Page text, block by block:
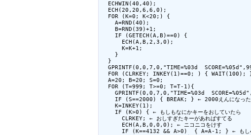
  ECHWIN(40,40);
  ECH(20,20,6,6,0);
  FOR (K=0; K<20;) {
    A=RND(40);
    B=RND(39)+1;
    IF (GETECH(A,B)==0) {
      ECH(A,B,2,3,0);
      K=K+1;
    }
  }
GPRINTF(0,0,7,0,"TIME=%03d
FOR (CLRKEY; INKEY(1)==0; ) { WAIT(100);
  A=20; B=20; S=0;
  FOR (T=999; T>=0; T=T-1){
GPRINTF(0,0,7,0,"TIME=%03d
IF (S==2000) { BREAK; } ← 2000えんになった
    K=INKEY(1);
    IF (K>0) { ← もしもなにかキーをおしていたら
      CLRKEY; ← おしすぎたキーがあればすてる
      ECH(A,B,0,0,0); ← ニコニコをけす
IF (K==4132 && A>0)  { A=A-1; } ← もし←を